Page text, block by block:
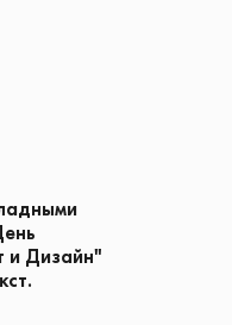
и Дизайн"